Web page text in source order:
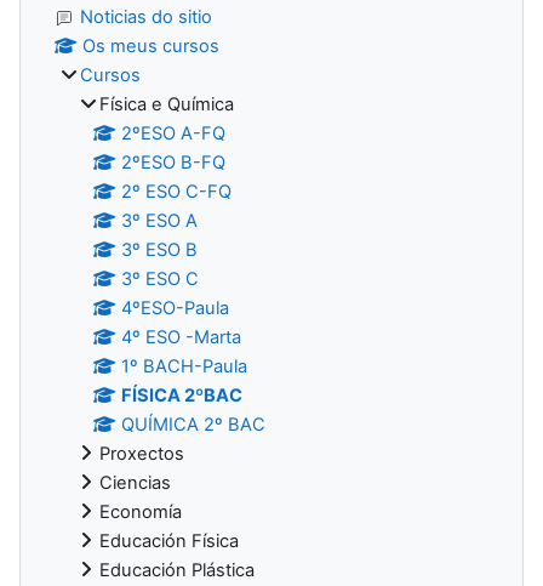
Noticias do sitio
Os meus cursos
Cursos
Física e Química
2ºESO A-FQ
2ºESO B-FQ
2º ESO C-FQ
3º ESO A
3º ESO B
3º ESO C
4ºESO-Paula
4º ESO -Marta
1º BACH-Paula
FÍSICA 2ºBAC
QUÍMICA 2º BAC
Proxectos
Ciencias
Economía
Educación Física
Educación Plástica